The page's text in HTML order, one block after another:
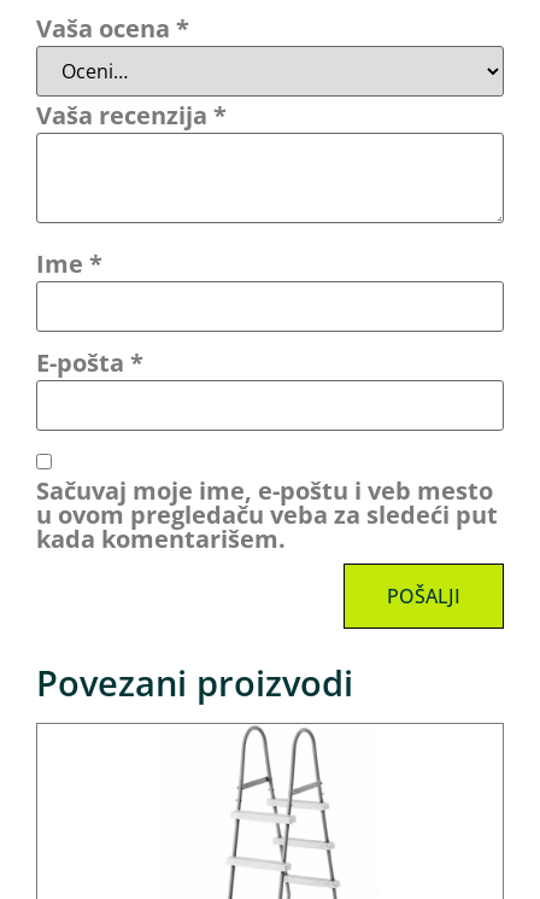
Vaša ocena *
Vaša recenzija *
Ime *
E-pošta *
Sačuvaj moje ime, e-poštu i veb mesto
u ovom pregledaču veba za sledeći put
kada komentarišem.
Povezani proizvodi